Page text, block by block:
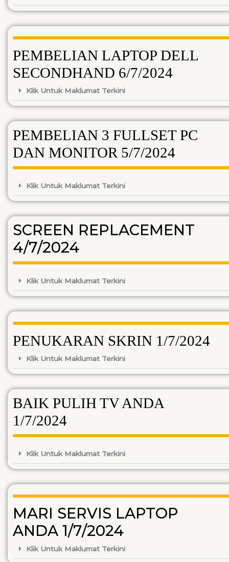
PEMBELIAN LAPTOP DELL
SECONDHAND 6/7/2024
Klik Untuk Maklumat Terkini
PEMBELIAN 3 FULLSET PC
DAN MONITOR 5/7/2024
Klik Untuk Maklumat Terkini
SCREEN REPLACEMENT
4/7/2024
Klik Untuk Maklumat Terkini
PENUKARAN SKRIN 1/7/2024
Klik Untuk Maklumat Terkini
BAIK PULIH TV ANDA
1/7/2024
Klik Untuk Maklumat Terkini
MARI SERVIS LAPTOP
ANDA 1/7/2024
Klik Untuk Maklumat Terkini